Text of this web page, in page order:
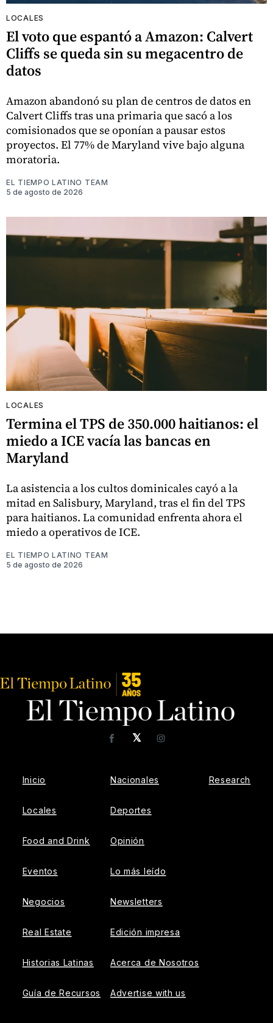
LOCALES
El voto que espantó a Amazon: Calvert
Cliffs se queda sin su megacentro de
datos
Amazon abandonó su plan de centros de datos en
Calvert Cliffs tras una primaria que sacó a los
comisionados que se oponían a pausar estos
proyectos. El 77% de Maryland vive bajo alguna
moratoria.
EL TIEMPO LATINO TEAM
5 de agosto de 2026
LOCALES
Termina el TPS de 350.000 haitianos: el
miedo a ICE vacía las bancas en
Maryland
La asistencia a los cultos dominicales cayó a la
mitad en Salisbury, Maryland, tras el fin del TPS
para haitianos. La comunidad enfrenta ahora el
miedo a operativos de ICE.
EL TIEMPO LATINO TEAM
5 de agosto de 2026
𝕏
FacebookInstagram
Inicio
Locales
Food and Drink
Eventos
Negocios
Real Estate
Historias Latinas
Guía de Recursos
Nacionales
Deportes
Opinión
Lo más leído
Newsletters
Edición impresa
Acerca de Nosotros
Advertise with us
Research